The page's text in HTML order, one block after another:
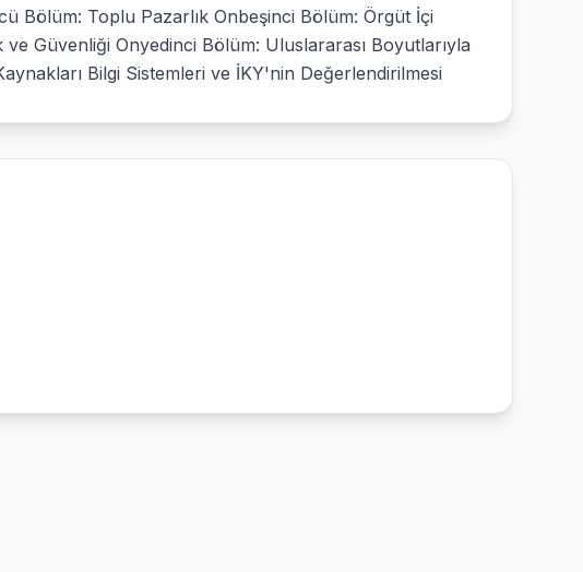
Bölüm: Toplu Pazarlık Onbeşinci Bölüm: Örgüt İçi
Güvenliği Onyedinci Bölüm: Uluslararası Boyutlarıyla
Bilgi Sistemleri ve İKY'nin Değerlendirilmesi